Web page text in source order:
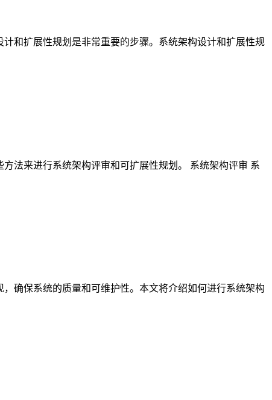
和扩展性规划是非常重要的步骤。系统架构设计和扩展性规
法来进行系统架构评审和可扩展性规划。 系统架构评审 系
确保系统的质量和可维护性。本文将介绍如何进行系统架构